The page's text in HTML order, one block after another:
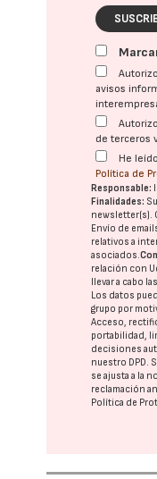
avisos
de terceros
He
Política de
Responsable:
Finalidades:
newsletter(s).
Envío de
relativos a
asociados.
relación con
llevar a cabo
Los datos
grupo por
Acceso,
portabilidad,
decisiones
nuestro DPD.
se ajusta a la
reclamación
Política de